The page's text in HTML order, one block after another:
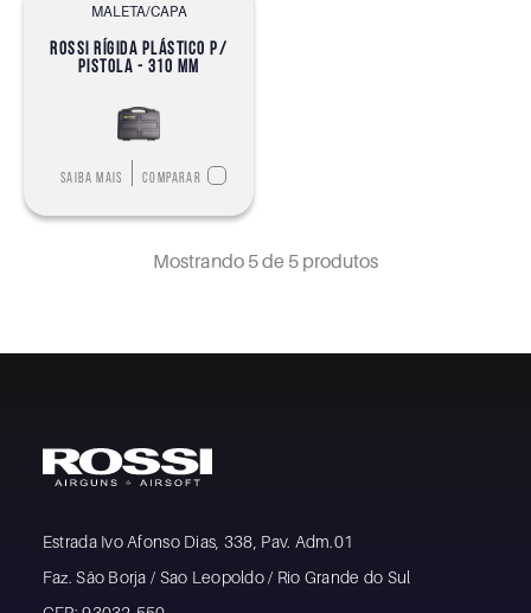
MALETA/CAPA
ROSSI RÍGIDA PLÁSTICO P/
PISTOLA - 310 MM
Saiba mais Comparar
Mostrando 5de 5 produtos
Estrada Ivo Afonso Dias, 338, Pav. Adm.01
Faz. São Borja / Sao Leopoldo / Rio Grande do Sul